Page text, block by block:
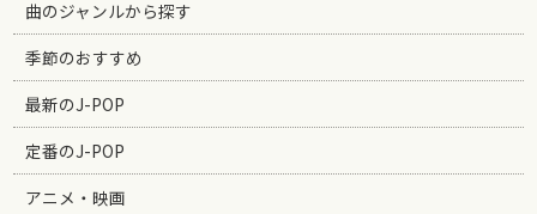
曲のジャンルから探す
季節のおすすめ
最新のJ-POP
定番のJ-POP
アニメ・映画